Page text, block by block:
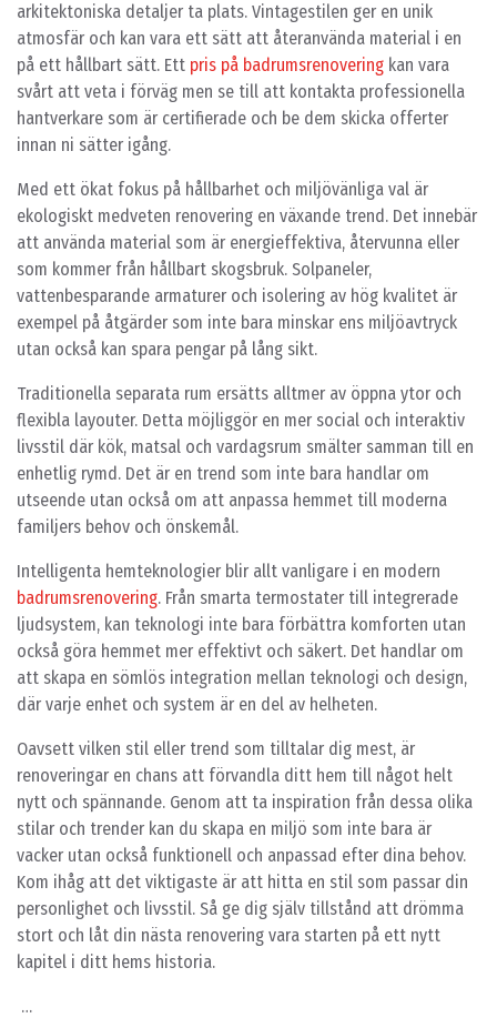
arkitektoniska detaljer ta plats. Vintagestilen ger en unik
atmosfär och kan vara ett sätt att återanvända material i en
på ett hållbart sätt. Ett pris på badrumsrenovering kan vara
svårt att veta i förväg men se till att kontakta professionella
hantverkare som är certifierade och be dem skicka offerter
innan ni sätter igång.
Med ett ökat fokus på hållbarhet och miljövänliga val är
ekologiskt medveten renovering en växande trend. Det innebär
att använda material som är energieffektiva, återvunna eller
som kommer från hållbart skogsbruk. Solpaneler,
vattenbesparande armaturer och isolering av hög kvalitet är
exempel på åtgärder som inte bara minskar ens miljöavtryck
utan också kan spara pengar på lång sikt.
Traditionella separata rum ersätts alltmer av öppna ytor och
flexibla layouter. Detta möjliggör en mer social och interaktiv
livsstil där kök, matsal och vardagsrum smälter samman till en
enhetlig rymd. Det är en trend som inte bara handlar om
utseende utan också om att anpassa hemmet till moderna
familjers behov och önskemål.
Intelligenta hemteknologier blir allt vanligare i en modern
badrumsrenovering. Från smarta termostater till integrerade
ljudsystem, kan teknologi inte bara förbättra komforten utan
också göra hemmet mer effektivt och säkert. Det handlar om
att skapa en sömlös integration mellan teknologi och design,
där varje enhet och system är en del av helheten.
Oavsett vilken stil eller trend som tilltalar dig mest, är
renoveringar en chans att förvandla ditt hem till något helt
nytt och spännande. Genom att ta inspiration från dessa olika
stilar och trender kan du skapa en miljö som inte bara är
vacker utan också funktionell och anpassad efter dina behov.
Kom ihåg att det viktigaste är att hitta en stil som passar din
personlighet och livsstil. Så ge dig själv tillstånd att drömma
stort och låt din nästa renovering vara starten på ett nytt
kapitel i ditt hems historia.
…